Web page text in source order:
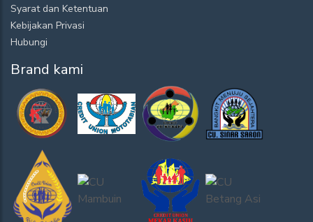
Syarat dan Ketentuan
Kebijakan Privasi
Hubungi
Brand kami